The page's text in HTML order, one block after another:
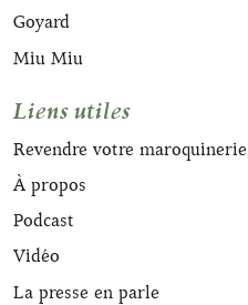
Goyard
Miu Miu
Liens utiles
Revendre votre maroquinerie
À propos
Podcast
Vidéo
La presse en parle